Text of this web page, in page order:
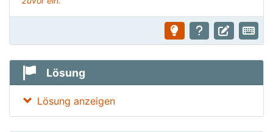
Lösung
Lösung anzeigen